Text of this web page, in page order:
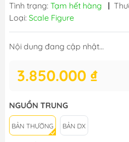
Tình trạng: Tạm hết hàng |
Loại: Scale Figure
Nội dung đang cập nhật...
3.850.000 ₫
NGUỒN TRUNG
BẢN THƯỜNG BẢN DX